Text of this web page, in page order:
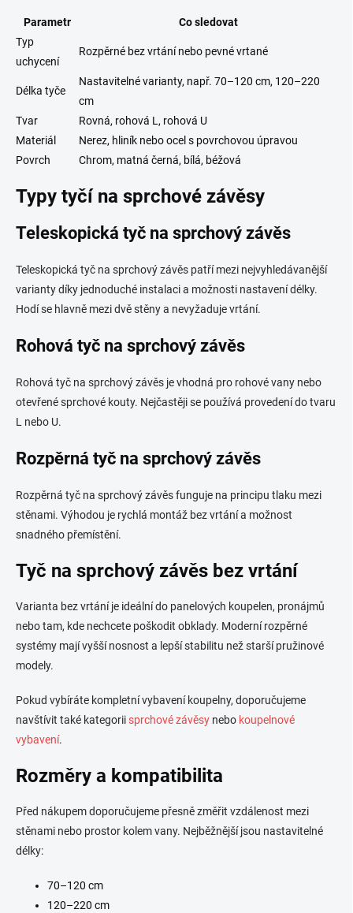
Parametr
Co sledovat
Typ
uchycení
Rozpěrné bez vrtání nebo pevné vrtané
Délka tyče
Nastavitelné varianty, např. 70–120 cm, 120–220
cm
Tvar
Rovná, rohová L, rohová U
Materiál
Nerez, hliník nebo ocel s povrchovou úpravou
Povrch
Chrom, matná černá, bílá, béžová
Typy tyčí na sprchové závěsy
Teleskopická tyč na sprchový závěs
Teleskopická tyč na sprchový závěs patří mezi nejvyhledávanější
varianty díky jednoduché instalaci a možnosti nastavení délky.
Hodí se hlavně mezi dvě stěny a nevyžaduje vrtání.
Rohová tyč na sprchový závěs
Rohová tyč na sprchový závěs je vhodná pro rohové vany nebo
otevřené sprchové kouty. Nejčastěji se používá provedení do tvaru
L nebo U.
Rozpěrná tyč na sprchový závěs
Rozpěrná tyč na sprchový závěs funguje na principu tlaku mezi
stěnami. Výhodou je rychlá montáž bez vrtání a možnost
snadného přemístění.
Tyč na sprchový závěs bez vrtání
Varianta bez vrtání je ideální do panelových koupelen, pronájmů
nebo tam, kde nechcete poškodit obklady. Moderní rozpěrné
systémy mají vyšší nosnost a lepší stabilitu než starší pružinové
modely.
Pokud vybíráte kompletní vybavení koupelny, doporučujeme
navštívit také kategorii sprchové závěsy nebo koupelnové
vybavení.
Rozměry a kompatibilita
Před nákupem doporučujeme přesně změřit vzdálenost mezi
stěnami nebo prostor kolem vany. Nejběžnější jsou nastavitelné
délky:
70–120 cm
120–220 cm